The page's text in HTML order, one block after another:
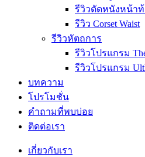
รีวิวตัดหนังหน้าท้
รีวิว Corset Waist
รีวิวหัตถการ
รีวิวโปรแกรม
รีวิวโปรแกรม
บทความ
โปรโมชั่น
คำถามที่พบบ่อย
ติดต่อเรา
เกี่ยวกับเรา